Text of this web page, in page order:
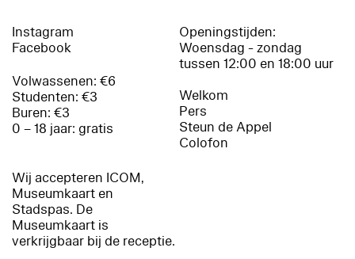
Instagram
Facebook
Volwassenen: €6
Studenten: €3
Buren: €3
0 – 18 jaar: gratis
Wij accepteren ICOM,
Museumkaart en
Stadspas. De
Museumkaart is
verkrijgbaar bij de receptie.
Openingstijden:
Woensdag - zondag
tussen 12:00 en 18:00 uur
Welkom
Pers
Steun de Appel
Colofon